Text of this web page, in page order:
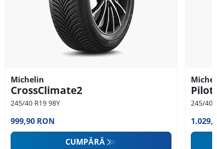
Michelin
CrossClimate2
245/40 R19 98Y
999,90 RON
CUMPĂRĂ
Pilot
245/40